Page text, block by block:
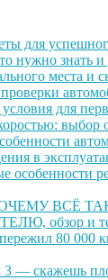
для
нужно знать
места и
для
выбор
в
особенности
ВСЁ
обзор и
80 000
3 — скажешь